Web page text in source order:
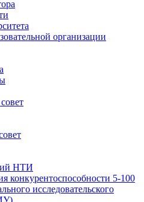
организации
НТИ
конкурентоспособности 5-100
исследовательского